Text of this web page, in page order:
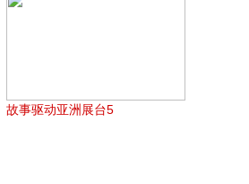
故事驱动亚洲展台5